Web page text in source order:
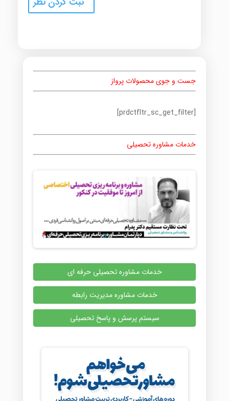
جست و جوی محصولات پرواز
[prdctfltr_sc_get_filter]
خدمات مشاوره تحصیلی
خدمات مشاوره تحصیلی حرفه ای
خدمات مشاوره مدیریت رابطه
سیستم پرسش و پاسخ تحصیلی